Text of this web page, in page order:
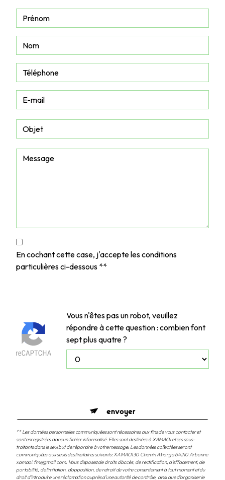
En cochant cette case, j'accepte les conditions
particulières ci-dessous **
Vous n'êtes pas un robot, veuillez
répondre à cette question : combien font
sept plus quatre ?
envoyer
** Les données personnelles communiquées sont nécessaires aux fins de vous contacter et
sont enregistrées dans un fichier informatisé. Elles sont destinées à XAMAOI et ses sous-
traitants dans le seul but de répondre à votre message. Les données collectées seront
communiquées aux seuls destinataires suivants: XAMAOI 30 Chemin Alhorga 64210 Arbonne
xamaoi.fm@gmail.com. Vous disposez de droits d’accès, de rectification, d’effacement, de
portabilité, de limitation, d’opposition, de retrait de votre consentement à tout moment et du
droit d’introduire une réclamation auprès d’une autorité de contrôle, ainsi que d’organiser le